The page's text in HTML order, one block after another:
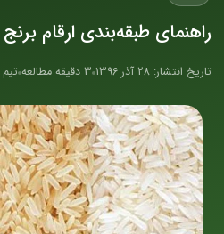
راهنمای طبقه‌بندی ارقام
تاریخ انتشار: 28 آذر 1396 3 دقیقه مطالعه